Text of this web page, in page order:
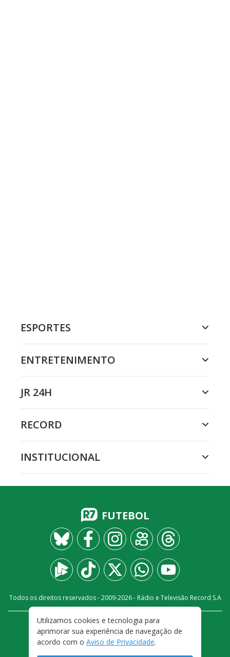
ESPORTES
ENTRETENIMENTO
JR 24H
RECORD
INSTITUCIONAL
FUTEBOL
Todos os direitos reservados - 2009-2026- Rádio e Televisão Record S.A
FALE CONOSCO
PRIVACIDADE
TERMOS E CONDIÇÕES DE USO
Utilizamos cookies e tecnologia para
aprimorar sua experiência de navegação de
acordo com o Aviso de Privacidade.